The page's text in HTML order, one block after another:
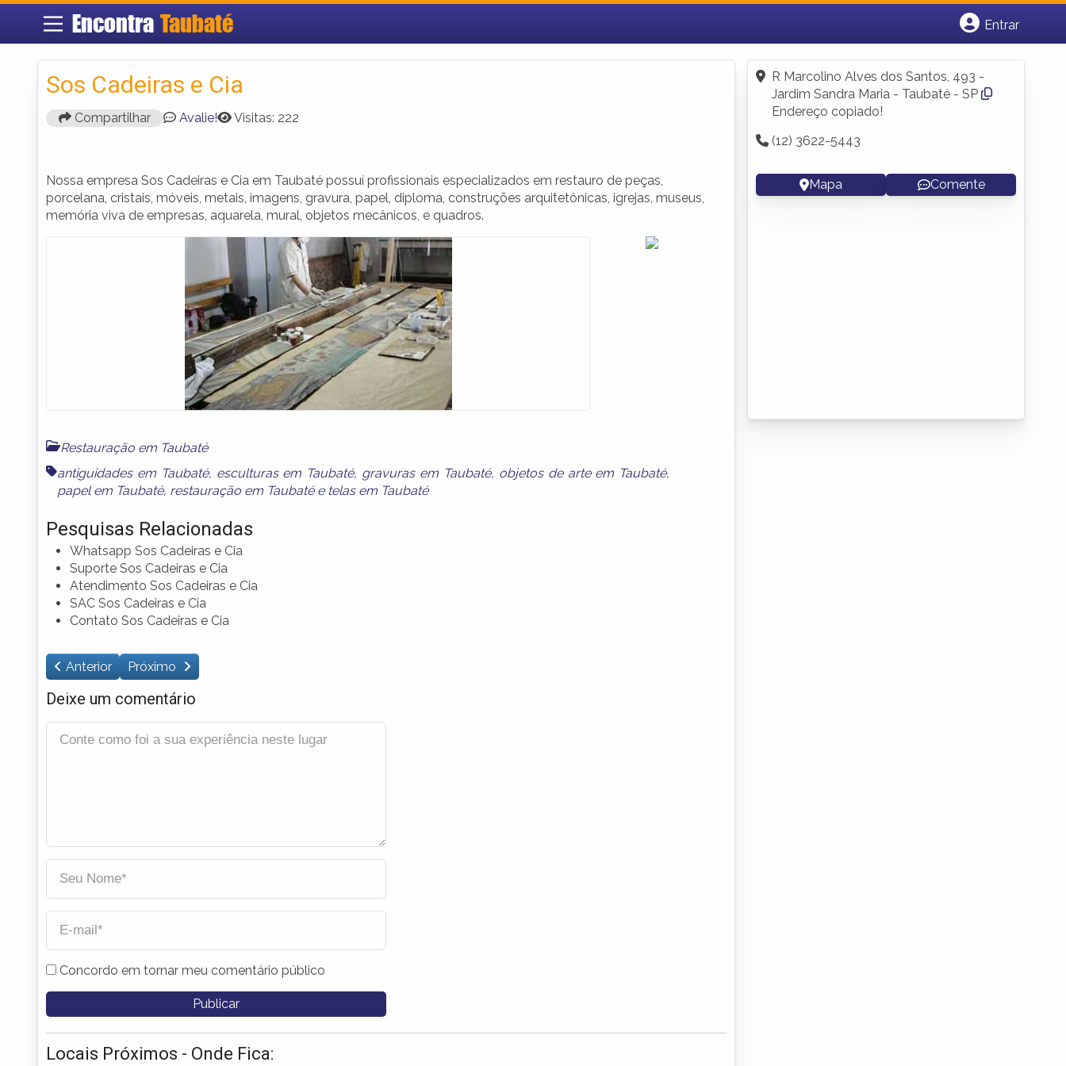
Encontra Taubaté
Entrar
Fazer login
Criar conta
Sos Cadeiras e Cia
Compartilhar Avalie! Visitas: 222
Nossa empresa Sos Cadeiras e Cia em Taubaté possuí profissionais especializados em restauro de peças,
porcelana, cristais, móveis, metais, imagens, gravura, papel, diploma, construções arquitetônicas, igrejas, museus,
memória viva de empresas, aquarela, mural, objetos mecânicos, e quadros.
Restauração em Taubaté
antiguidades em Taubaté, esculturas em Taubaté, gravuras em Taubaté, objetos de arte em Taubaté,
papel em Taubaté, restauração em Taubatée telas em Taubaté
Pesquisas Relacionadas
Whatsapp Sos Cadeiras e Cia
Suporte Sos Cadeiras e Cia
Atendimento Sos Cadeiras e Cia
SAC Sos Cadeiras e Cia
Contato Sos Cadeiras e Cia
Anterior Próximo
Deixe um comentário
Concordo em tornar meu comentário público
Locais Próximos - Onde Fica:
R Marcolino Alves dos Santos, 493 -
Jardim Sandra Maria - Taubaté - SP
Endereço copiado!
(12) 3622-5443
Mapa Comente